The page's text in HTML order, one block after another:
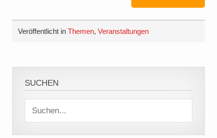
Veröffentlicht inThemen,Veranstaltungen
SUCHEN